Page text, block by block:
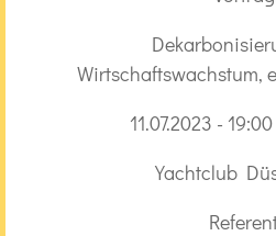
Wirtschaftswachstum,
11.07.2023 -
Yachtclub